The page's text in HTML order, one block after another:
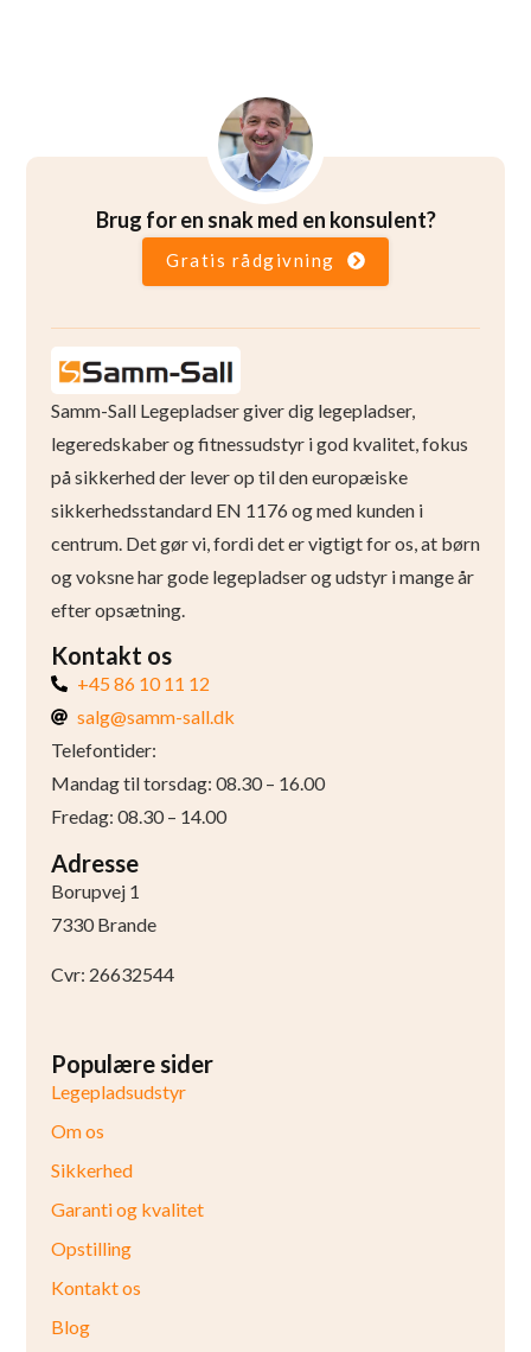
Brug for en snak med en konsulent?
Gratis rådgivning
Samm-Sall Legepladser giver dig legepladser,
legeredskaber og fitnessudstyr i god kvalitet, fokus
på sikkerhed der lever op til den europæiske
sikkerhedsstandard EN 1176 og med kunden i
centrum. Det gør vi, fordi det er vigtigt for os, at børn
og voksne har gode legepladser og udstyr i mange år
efter opsætning.
Kontakt os
+45 86 10 11 12
salg@samm-sall.dk
Telefontider:
Mandag til torsdag: 08.30 – 16.00
Fredag: 08.30 – 14.00
Adresse
Borupvej 1
7330 Brande
Cvr: 26632544
Populære sider
Legepladsudstyr
Om os
Sikkerhed
Garanti og kvalitet
Opstilling
Kontakt os
Blog